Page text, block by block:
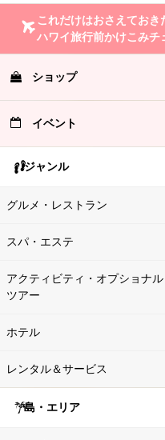
これだけはおさえておき
ハワイ旅行前かけこみチ
ショップ
イベント
ジャンル
グルメ・レストラン
スパ・エステ
アクティビティ・オプショナル
ツアー
ホテル
レンタル＆サービス
島・エリア